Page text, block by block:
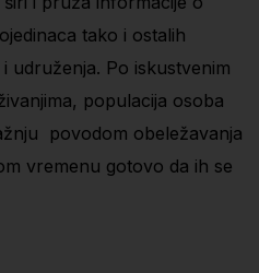
tako i ostalih
udruženja. Po iskustvenim
populacija osoba
povodom obeležavanja
vremenu gotovo da ih se